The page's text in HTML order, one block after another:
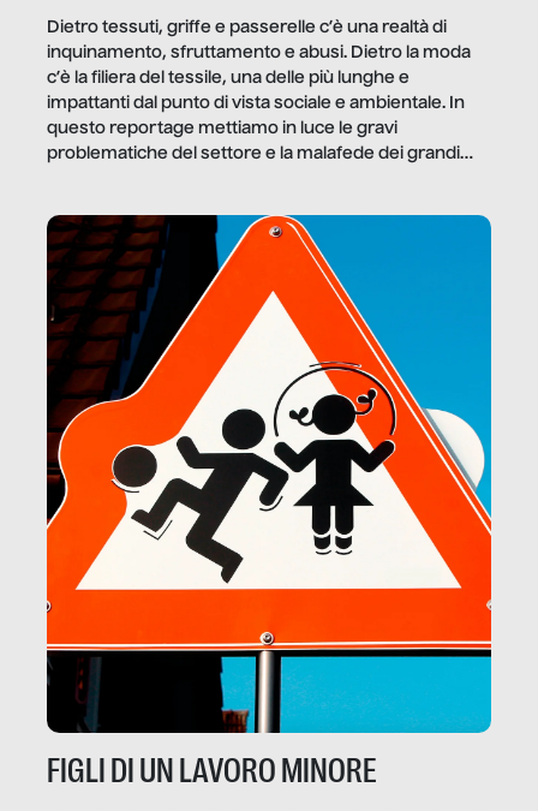
Dietro tessuti, griffe e passerelle c’è una realtà di
inquinamento, sfruttamento e abusi. Dietro la moda
c’è la filiera del tessile, una delle più lunghe e
impattanti dal punto di vista sociale e ambientale. In
questo reportage mettiamo in luce le gravi
problematiche del settore e la malafede dei grandi
FIGLI DI UN LAVORO MINORE